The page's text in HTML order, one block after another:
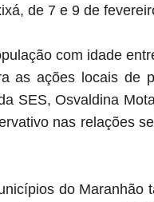
de 7 e 9 de
com idade
as ações locais de
SES, Osvaldina
nas relações
do